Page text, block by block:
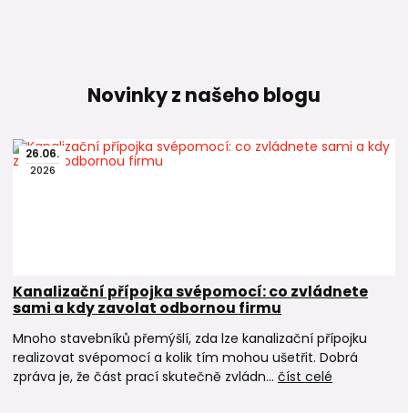
Novinky z našeho blogu
26.06.
2026
Kanalizační přípojka svépomocí: co zvládnete
sami a kdy zavolat odbornou firmu
Mnoho stavebníků přemýšlí, zda lze kanalizační přípojku
realizovat svépomocí a kolik tím mohou ušetřit. Dobrá
zpráva je, že část prací skutečně zvládn... číst celé